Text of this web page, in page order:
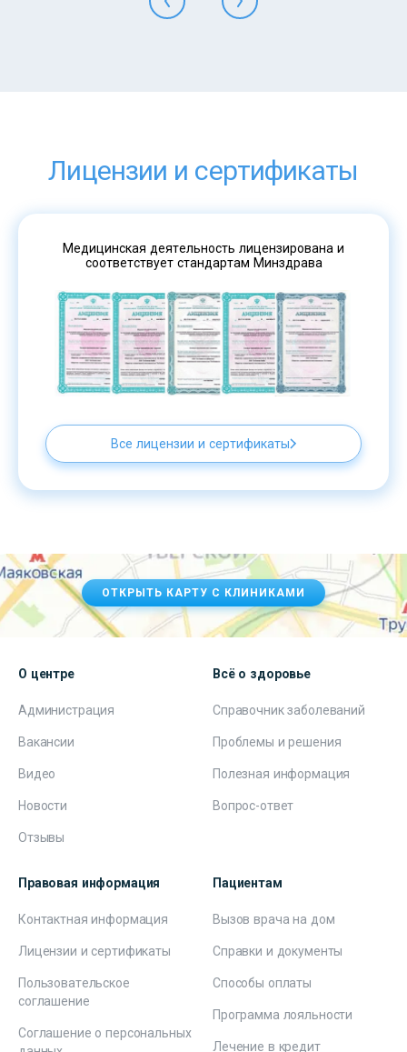
Лицензии и сертификаты
Медицинская деятельность лицензирована и
соответствует стандартам Минздрава
Все лицензии и сертификаты
ОТКРЫТЬ КАРТУ С КЛИНИКАМИ
О центре
Администрация
Вакансии
Видео
Новости
Отзывы
Всё о здоровье
Справочник заболеваний
Проблемы и решения
Полезная информация
Вопрос-ответ
Правовая информация
Контактная информация
Лицензии и сертификаты
Пользовательское
соглашение
Соглашение о персональных
Пациентам
Вызов врача на дом
Справки и документы
Способы оплаты
Программа лояльности
Лечение в кредит